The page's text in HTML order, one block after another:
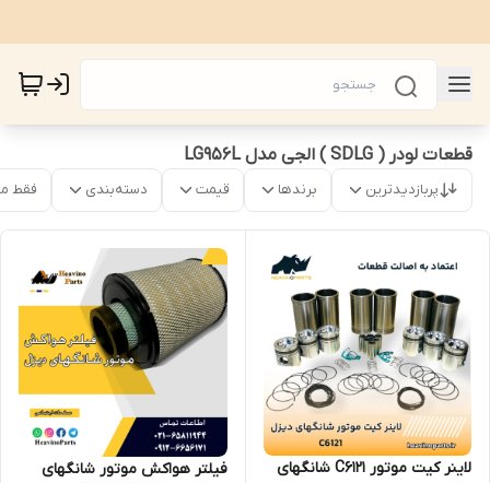
قطعات لودر ( SDLG ) الجی مدل LG956L
پربازدیدترین برندها قیمت دسته‌بندی فقط
لاینر کیت موتور C6121 شانگهای
فیلتر هواکش موتور شانگهای